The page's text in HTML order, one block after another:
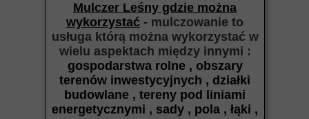
Mulczer Leśny gdzie można
wykorzystać - mulczowanie to
usługa którą można wykorzystać w
wielu aspektach międzyinnymi :
gospodarstwa rolne , obszary
terenów inwestycyjnych , działki
budowlane , tereny pod liniami
energetycznymi , sady , pola , łąki ,